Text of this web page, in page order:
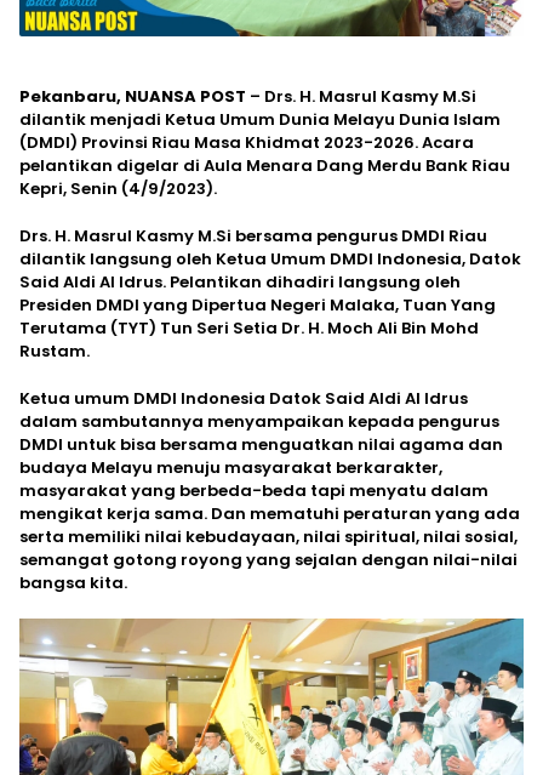
Pekanbaru, NUANSA POST – Drs. H. Masrul Kasmy M.Si
dilantik menjadi Ketua Umum Dunia Melayu Dunia Islam
(DMDI) Provinsi Riau Masa Khidmat 2023-2026. Acara
pelantikan digelar di Aula Menara Dang Merdu Bank Riau
Kepri, Senin (4/9/2023).
Drs. H. Masrul Kasmy M.Si bersama pengurus DMDI Riau
dilantik langsung oleh Ketua Umum DMDI Indonesia, Datok
Said Aldi Al Idrus. Pelantikan dihadiri langsung oleh
Presiden DMDI yang Dipertua Negeri Malaka, Tuan Yang
Terutama (TYT) Tun Seri Setia Dr. H. Moch Ali Bin Mohd
Rustam.
Ketua umum DMDI Indonesia Datok Said Aldi Al Idrus
dalam sambutannya menyampaikan kepada pengurus
DMDI untuk bisa bersama menguatkan nilai agama dan
budaya Melayu menuju masyarakat berkarakter,
masyarakat yang berbeda-beda tapi menyatu dalam
mengikat kerja sama. Dan mematuhi peraturan yang ada
serta memiliki nilai kebudayaan, nilai spiritual, nilai sosial,
semangat gotong royong yang sejalan dengan nilai-nilai
bangsa kita.